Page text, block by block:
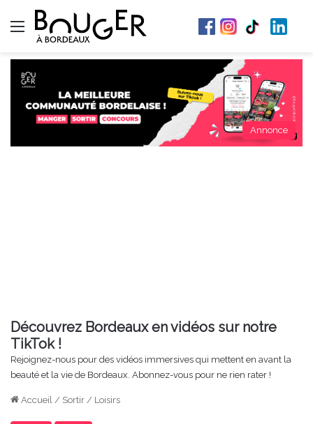
Menu
Annonce
Découvrez Bordeaux en vidéos sur notre
TikTok !
Rejoignez-nous pour des vidéos immersives qui mettent en avant la
beauté et la vie de Bordeaux. Abonnez-vous pour ne rien rater !
Accueil / Sortir / Loisirs